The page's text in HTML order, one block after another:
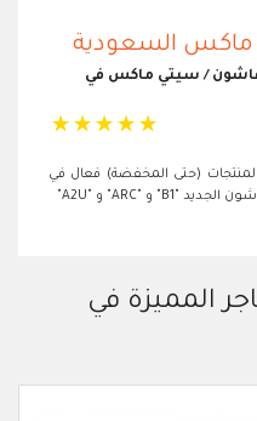
السعودية
/ سيتي ماكس في
☆ ☆ ☆ ☆ ☆
(حتى المخفضة) فعال في
المميزة في